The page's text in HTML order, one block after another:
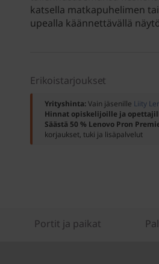
katsella matkapuhelimen
upealla käännettävällä
Erikoistarjoukset
Yrityshinta:Vain jäsenille Liity
Hinnat opiskelijoille ja
Säästä 50 % Lenovo Pron
korjaukset, tuki ja lisäpalvelut
Portit ja paikat